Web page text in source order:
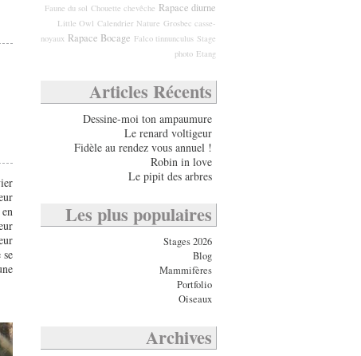
Faune du sol Chouette chevêche Rapace diurne
Little Owl Calendrier Nature Grosbec casse-
noyaux Rapace Bocage Falco tinnunculus Stage
photo Etang
Articles Récents
Dessine-moi ton ampaumure
Le renard voltigeur
Fidèle au rendez vous annuel !
Robin in love
Le pipit des arbres
Les plus populaires
Stages 2026
Blog
Mammifères
Portfolio
Oiseaux
Archives